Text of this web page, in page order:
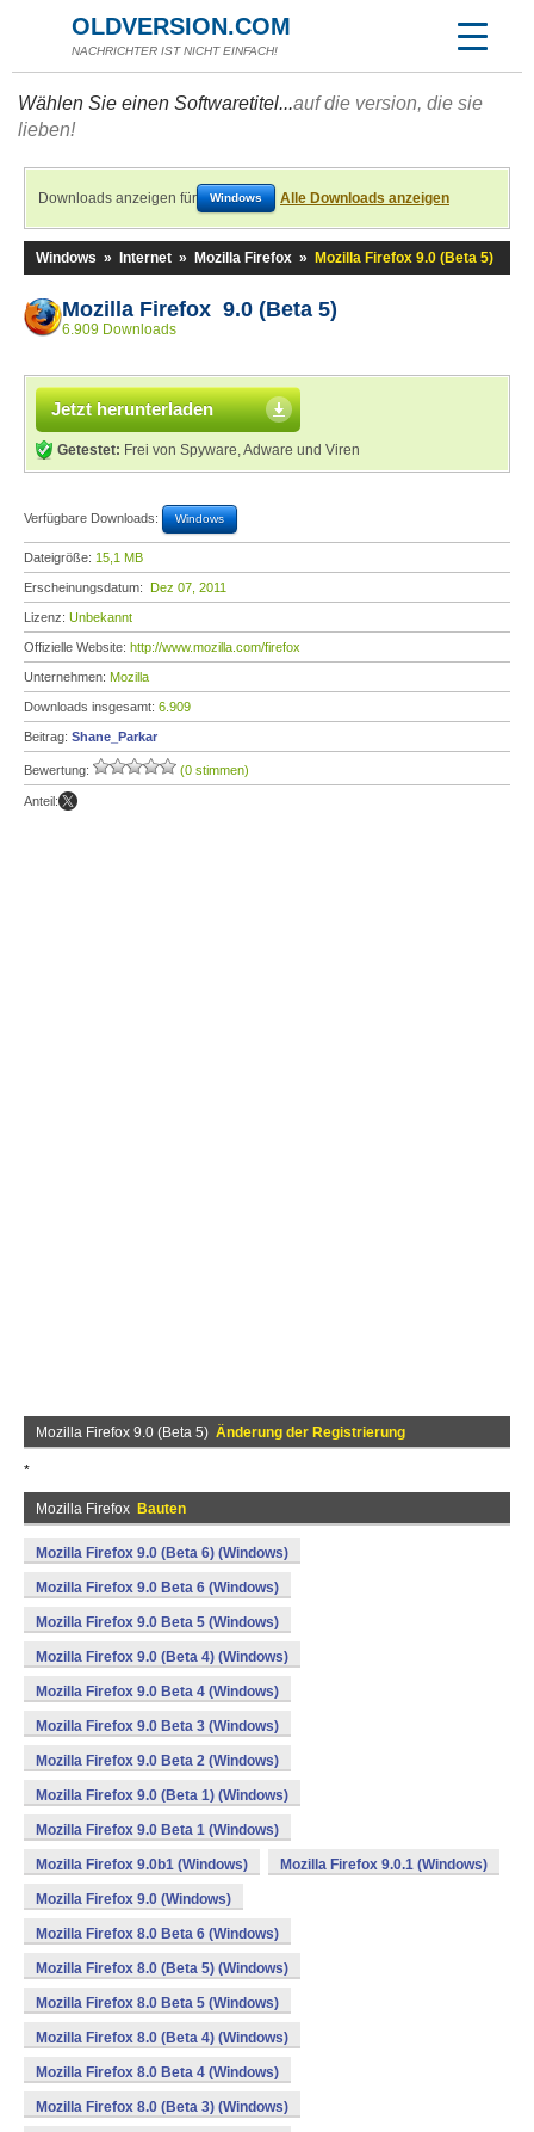
OLDVERSION.COM
NACHRICHTER IST NICHT EINFACH!
Wählen Sie einen Softwaretitel...auf die version, die sie
lieben!
Downloads anzeigen für Windows Alle Downloads anzeigen
Windows » Internet » Mozilla Firefox » Mozilla Firefox 9.0 (Beta 5)
Mozilla Firefox 9.0 (Beta 5)
6.909 Downloads
Jetzt herunterladen
Getestet: Frei von Spyware, Adware und Viren
Verfügbare Downloads: Windows
Dateigröße: 15,1 MB
Erscheinungsdatum: Dez 07, 2011
Lizenz: Unbekannt
Offizielle Website: http://www.mozilla.com/firefox
Unternehmen: Mozilla
Downloads insgesamt: 6.909
Beitrag: Shane_Parkar
Bewertung: (0 stimmen)
Anteil:
Mozilla Firefox 9.0 (Beta 5) Änderung der Registrierung
*
Mozilla Firefox Bauten
Mozilla Firefox 9.0 (Beta 6) (Windows)
Mozilla Firefox 9.0 Beta 6 (Windows)
Mozilla Firefox 9.0 Beta 5 (Windows)
Mozilla Firefox 9.0 (Beta 4) (Windows)
Mozilla Firefox 9.0 Beta 4 (Windows)
Mozilla Firefox 9.0 Beta 3 (Windows)
Mozilla Firefox 9.0 Beta 2 (Windows)
Mozilla Firefox 9.0 (Beta 1) (Windows)
Mozilla Firefox 9.0 Beta 1 (Windows)
Mozilla Firefox 9.0b1 (Windows) Mozilla Firefox 9.0.1 (Windows)
Mozilla Firefox 9.0 (Windows)
Mozilla Firefox 8.0 Beta 6 (Windows)
Mozilla Firefox 8.0 (Beta 5) (Windows)
Mozilla Firefox 8.0 Beta 5 (Windows)
Mozilla Firefox 8.0 (Beta 4) (Windows)
Mozilla Firefox 8.0 Beta 4 (Windows)
Mozilla Firefox 8.0 (Beta 3) (Windows)